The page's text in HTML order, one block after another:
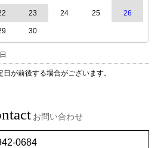
23 24 25 26
30
が前後する場合がございます。
お問い合わせ
0684